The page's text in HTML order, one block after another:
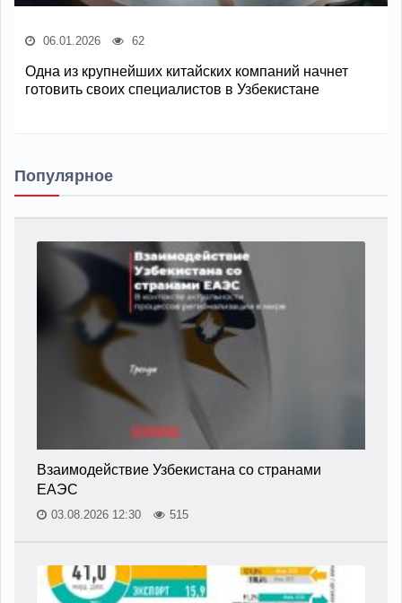
06.01.2026 62
Одна из крупнейших китайских компаний начнет
готовить своих специалистов в Узбекистане
Популярное
Взаимодействие Узбекистана со странами
ЕАЭС
03.08.2026 12:30 515